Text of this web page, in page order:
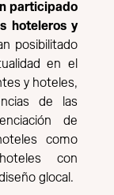
participado
hoteleros y
posibilitado
en el
y hoteles,
de las
de
como
con
glocal.